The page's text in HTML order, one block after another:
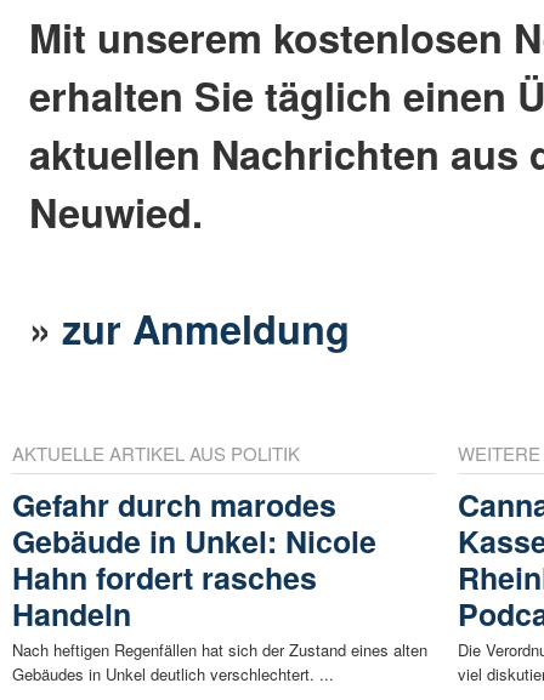
Mit unserem kostenlosen
erhalten Sie täglich einen
aktuellen Nachrichten aus
Neuwied.
»zur Anmeldung
AKTUELLE ARTIKEL AUS POLITIK
Gefahr durch marodes
Gebäude in Unkel: Nicole
Hahn fordert rasches
Handeln
Nach heftigen Regenfällen hat sich der Zustand eines alten
Gebäudes in Unkel deutlich verschlechtert. ...
Die
viel